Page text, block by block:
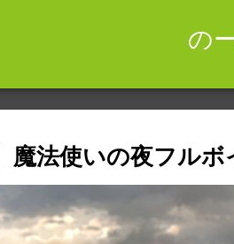
の
魔法使いの夜フル